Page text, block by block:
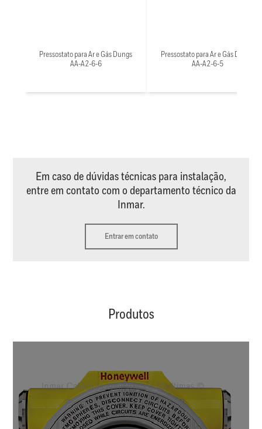
Pressostato para Ar e Gás Dungs
AA-A2-6-6
Pressostato para Ar e Gás Dungs
AA-A2-6-5
Em caso de dúvidas técnicas para instalação,
entre em contato com o departamento técnico da
Inmar.
Entrar em contato
Produtos